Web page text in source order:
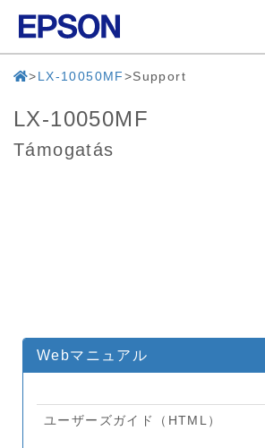
LX-10050MF Support
LX-10050MF
Támogatás